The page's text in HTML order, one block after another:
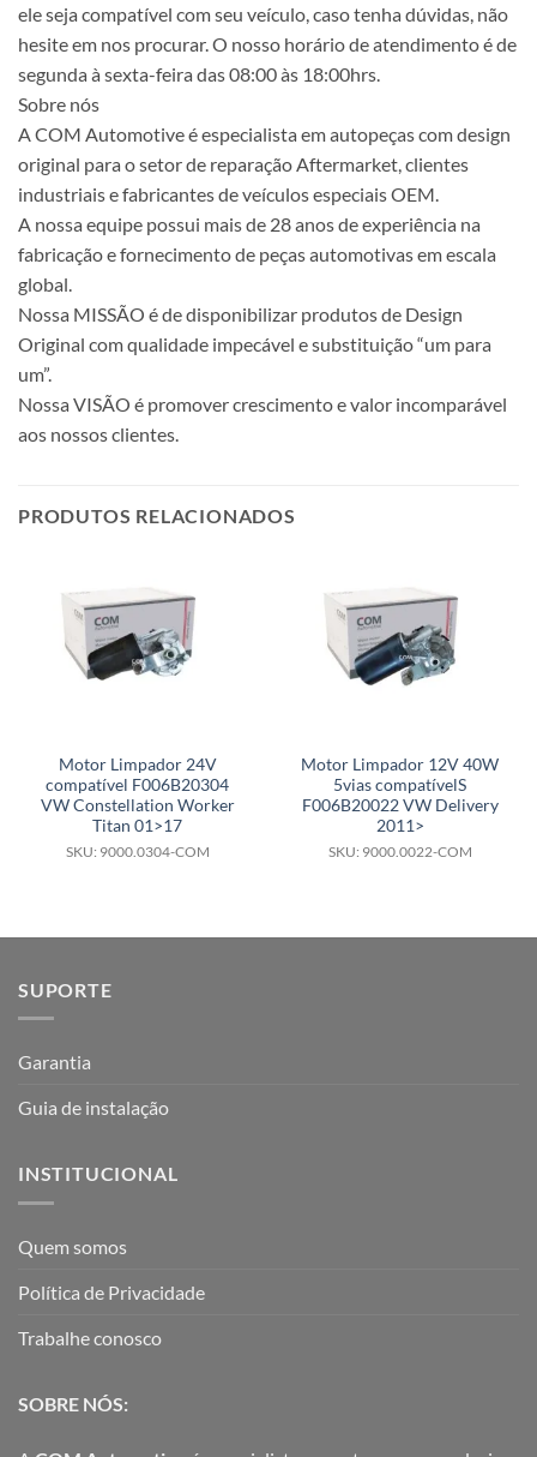
ele seja compatível com seu veículo, caso tenha dúvidas, não
hesite em nos procurar. O nosso horário de atendimento é de
segunda à sexta-feira das 08:00 às 18:00hrs.
Sobre nós
A COM Automotive é especialista em autopeças com design
original para o setor de reparação Aftermarket, clientes
industriais e fabricantes de veículos especiais OEM.
A nossa equipe possui mais de 28 anos de experiência na
fabricação e fornecimento de peças automotivas em escala
global.
Nossa MISSÃO é de disponibilizar produtos de Design
Original com qualidade impecável e substituição “um para
um”.
Nossa VISÃO é promover crescimento e valor incomparável
aos nossos clientes.
PRODUTOS RELACIONADOS
Motor Limpador 24V
compatível F006B20304
VW Constellation Worker
Titan 01>17
SKU: 9000.0304-COM
Motor Limpador 12V 40W
5vias compatívelS
F006B20022 VW Delivery
2011>
SKU: 9000.0022-COM
SUPORTE
Garantia
Guia de instalação
INSTITUCIONAL
Quem somos
Política de Privacidade
Trabalhe conosco
SOBRE NÓS: